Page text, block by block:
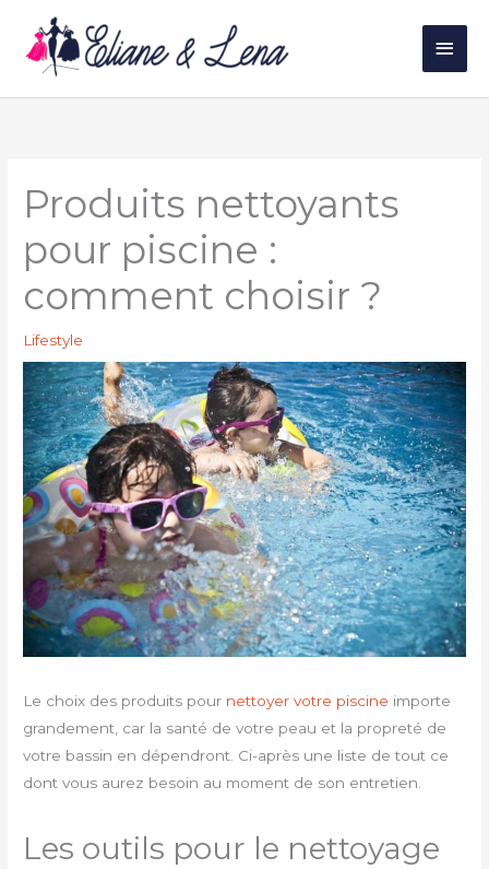
contenu
Produits nettoyants
pour piscine :
comment choisir ?
Lifestyle
Le choix des produits pour nettoyer votre piscine importe
grandement, car la santé de votre peau et la propreté de
votre bassin en dépendront. Ci-après une liste de tout ce
dont vous aurez besoin au moment de son entretien.
Les outils pour le nettoyage